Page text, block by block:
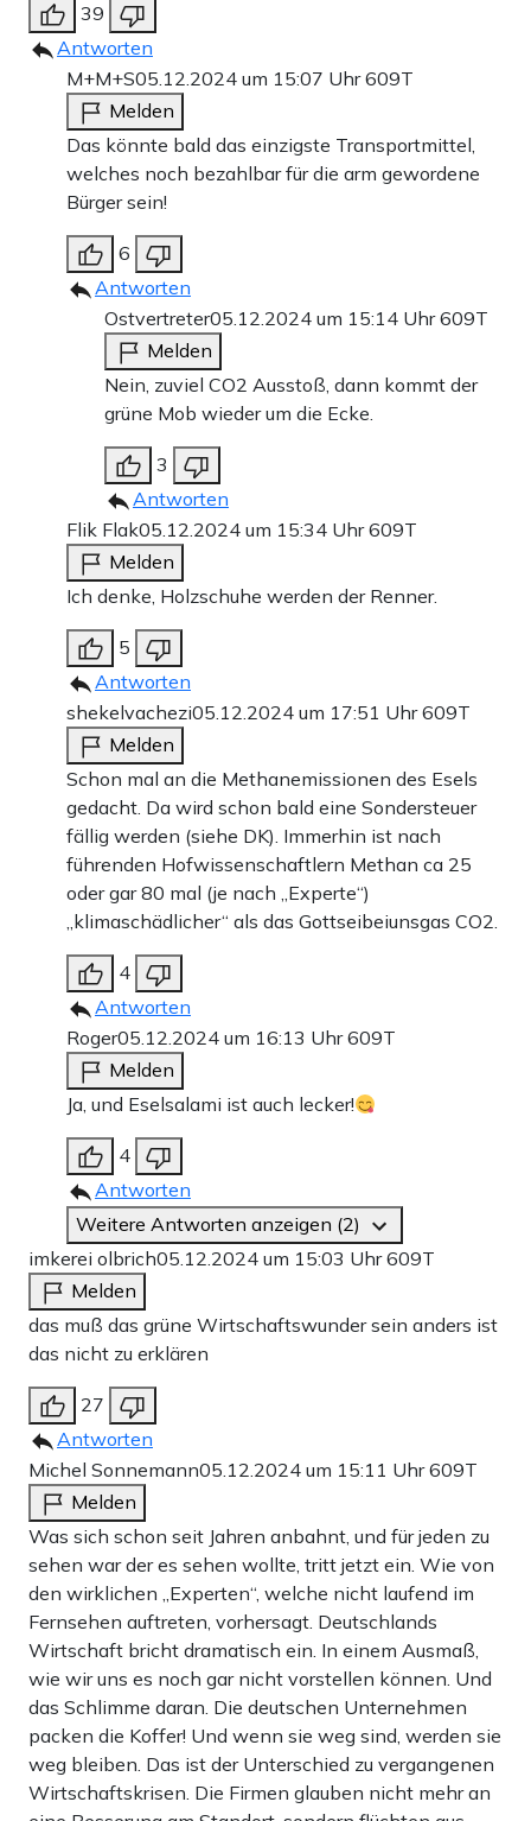
39
Antworten
M+M+S05.12.2024 um 15:07 Uhr609T
Melden
Das könnte bald das einzigste Transportmittel,
welches noch bezahlbar für die arm gewordene
Bürger sein!
6
Antworten
Ostvertreter05.12.2024 um 15:14 Uhr609T
Melden
Nein, zuviel CO2 Ausstoß, dann kommt der
grüne Mob wieder um die Ecke.
3
Antworten
Flik Flak05.12.2024 um 15:34 Uhr609T
Melden
Ich denke, Holzschuhe werden der Renner.
5
Antworten
shekelvachezi05.12.2024 um 17:51 Uhr609T
Melden
Schon mal an die Methanemissionen des Esels
gedacht. Da wird schon bald eine Sondersteuer
fällig werden (siehe DK). Immerhin ist nach
führenden Hofwissenschaftlern Methan ca 25
oder gar 80 mal (je nach „Experte“)
„klimaschädlicher“ als das Gottseibeiunsgas CO2.
4
Antworten
Roger05.12.2024 um 16:13 Uhr609T
Melden
Ja, und Eselsalami ist auch lecker!
4
Antworten
Weitere Antworten anzeigen (2)
imkerei olbrich05.12.2024 um 15:03 Uhr609T
Melden
das muß das grüne Wirtschaftswunder sein anders ist
das nicht zu erklären
27
Antworten
Michel Sonnemann05.12.2024 um 15:11 Uhr609T
Melden
Was sich schon seit Jahren anbahnt, und für jeden zu
sehen war der es sehen wollte, tritt jetzt ein. Wie von
den wirklichen „Experten“, welche nicht laufend im
Fernsehen auftreten, vorhersagt. Deutschlands
Wirtschaft bricht dramatisch ein. In einem Ausmaß,
wie wir uns es noch gar nicht vorstellen können. Und
das Schlimme daran. Die deutschen Unternehmen
packen die Koffer! Und wenn sie weg sind, werden sie
weg bleiben. Das ist der Unterschied zu vergangenen
Wirtschaftskrisen. Die Firmen glauben nicht mehr an